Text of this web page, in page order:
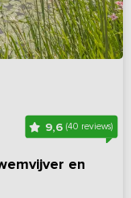
9,6 (40 reviews)
en